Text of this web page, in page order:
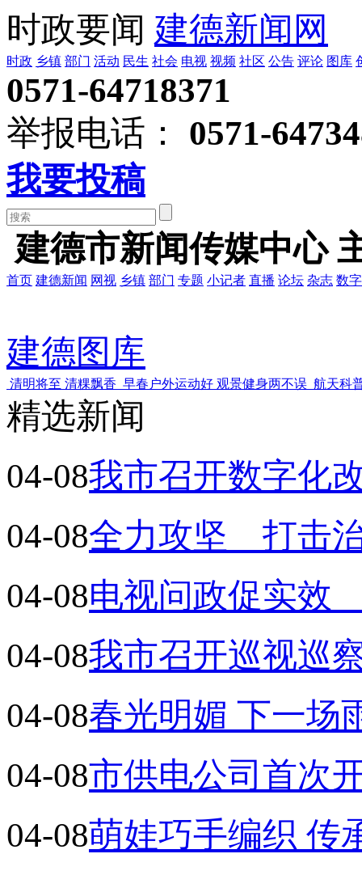
时政要闻 建德新闻网
时政 乡镇 部门 活动 民生 社会 电视 视频 社区 公告 评论 图库
0571-64718371
举报电话：
0571-
我要投稿
建德市新闻传媒中心
首页 建德新闻 网视 乡镇 部门 专题 小记者 直播 论坛 杂志 数
建德图库
清明将至 清粿飘香 早春户外运动好 观景健身两不误 航天科
精选新闻
04-08我市召开数字化
04-08全力攻坚 打击
04-08电视问政促实效
04-08我市召开巡视巡
04-08春光明媚 下一场
04-08市供电公司首次
04-08萌娃巧手编织 传